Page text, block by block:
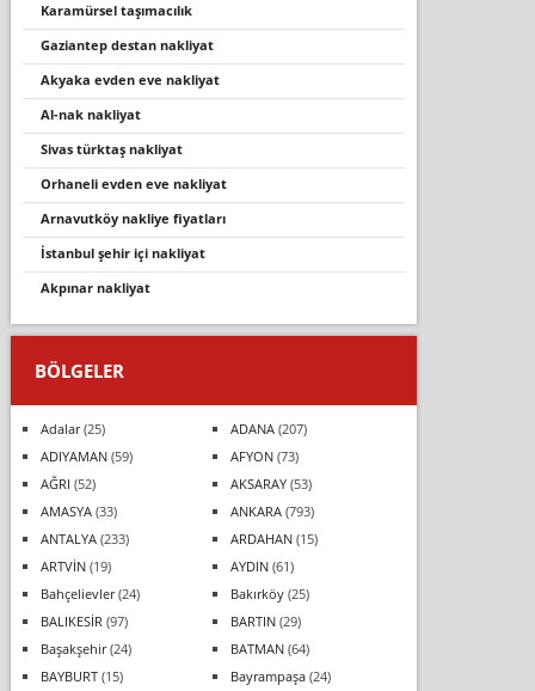
karamürsel taşimacilik
gaziantep destan nakliyat
akyaka evden eve nakliyat
al-nak nakliyat
sivas türktaş nakliyat
orhaneli̇ evden eve nakli̇yat
arnavutköy nakliye fiyatları
i̇stanbul şehi̇r i̇çi̇ nakli̇yat
akpınar nakliyat
BÖLGELER
Adalar(25) ADANA(207)
ADIYAMAN(59) AFYON(73)
AĞRI (52) AKSARAY(53)
AMASYA(33) ANKARA(793)
ANTALYA(233) ARDAHAN(15)
ARTVİN(19) AYDIN(61)
Bahçelievler(24) Bakırköy(25)
BALIKESİR (97) BARTIN(29)
Başakşehir(24) BATMAN(64)
BAYBURT(15) Bayrampaşa(24)